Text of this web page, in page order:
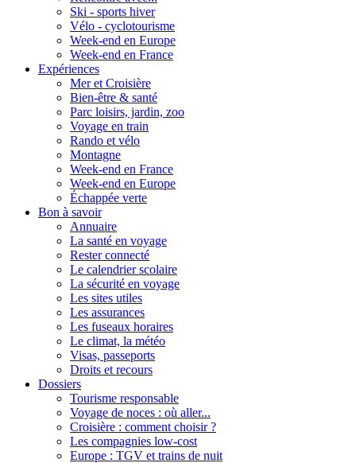
Ski - sports hiver
Vélo - cyclotourisme
Week-end en Europe
Week-end en France
Expériences
Mer et Croisière
Bien-être & santé
Parc loisirs, jardin, zoo
Voyage en train
Rando et vélo
Montagne
Week-end en France
Week-end en Europe
Échappée verte
Bon à savoir
Annuaire
La santé en voyage
Rester connecté
Le calendrier scolaire
La sécurité en voyage
Les sites utiles
Les assurances
Les fuseaux horaires
Le climat, la météo
Visas, passeports
Droits et recours
Dossiers
Tourisme responsable
Voyage de noces : où aller...
Croisière : comment choisir ?
Les compagnies low-cost
Europe : TGV et trains de nuit